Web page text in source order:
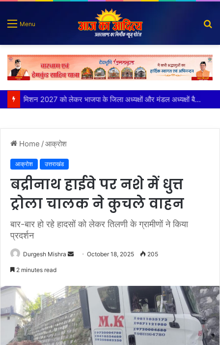
Menu
मिशन 2027 को लेकर भाजपा के जिला अध्यक्षों और मंडल अध्यक्षों बैठक में हुई चर्चा
Home /आक्रोश
आक्रोश उत्तराखंड
बद्रीनाथ हाईवे पर नशे में धुत्त
ट्रोला चालक ने कुचले वाहन
बार-बार हो रहे हादसों को लेकर तिलणी के ग्रामीणों ने किया
प्रदर्शन
Durgesh Mishra
SendOctober 18, 2025 205
2 minutes read